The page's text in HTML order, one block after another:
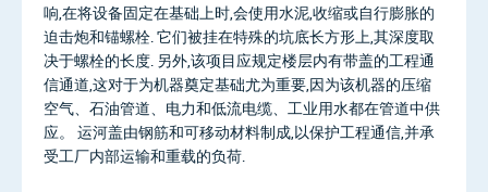
响,在将设备固定在基础上时,会使用水泥,收缩或自行膨胀的
迫击炮和锚螺栓. 它们被挂在特殊的坑底长方形上,其深度取
决于螺栓的长度. 另外,该项目应规定楼层内有带盖的工程通
信通道,这对于为机器奠定基础尤为重要,因为该机器的压缩
空气、石油管道、电力和低流电缆、工业用水都在管道中供
应。 运河盖由钢筋和可移动材料制成,以保护工程通信,并承
受工厂内部运输和重载的负荷.